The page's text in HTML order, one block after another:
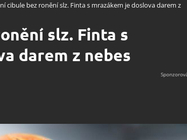
cibule bez ronění slz. Finta s mrazákem je doslova darem z
slz. Finta s
darem z nebes